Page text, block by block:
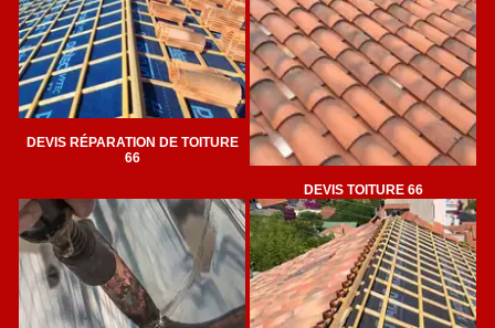
DEVIS RÉPARATION DE TOITURE
66
DEVIS TOITURE 66